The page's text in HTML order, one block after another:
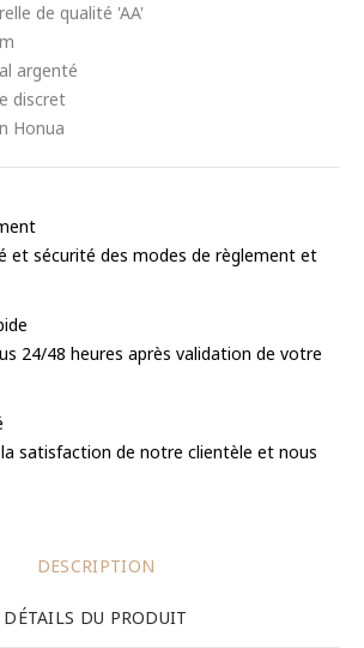
de qualité 'AA'
argenté
discret
Honua
et sécurité des modes de règlement et
24/48 heures après validation de votre
satisfaction de notre clientèle et nous
DESCRIPTION
DÉTAILS DU PRODUIT